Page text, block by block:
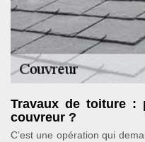
Travaux de toiture :
couvreur ?
C’est une opération qui